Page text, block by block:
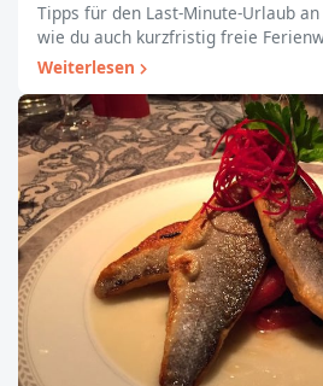
Tipps für den Last-Minute-Urlaub
wie du auch kurzfristig freie
Weiterlesen